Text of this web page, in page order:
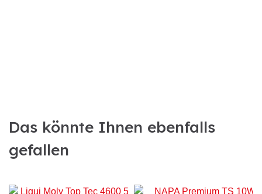
Das könnte Ihnen ebenfalls
gefallen